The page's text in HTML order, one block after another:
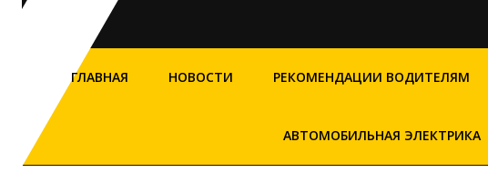
ГЛАВНАЯ НОВОСТИ РЕКОМЕНДАЦИИ ВОДИТЕЛЯМ
АВТОМОБИЛЬНАЯ ЭЛЕКТРИКА